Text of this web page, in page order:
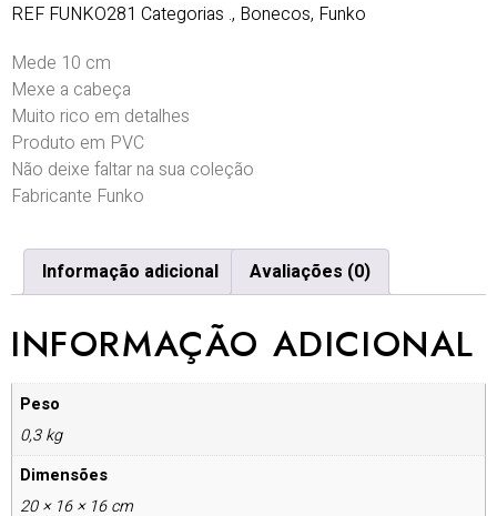
REF FUNKO281 Categorias ., Bonecos, Funko
Mede 10 cm
Mexe a cabeça
Muito rico em detalhes
Produto em PVC
Não deixe faltar na sua coleção
Fabricante Funko
Informação adicional Avaliações (0)
INFORMAÇÃO ADICIONAL
Peso
0,3 kg
Dimensões
20 × 16 × 16 cm